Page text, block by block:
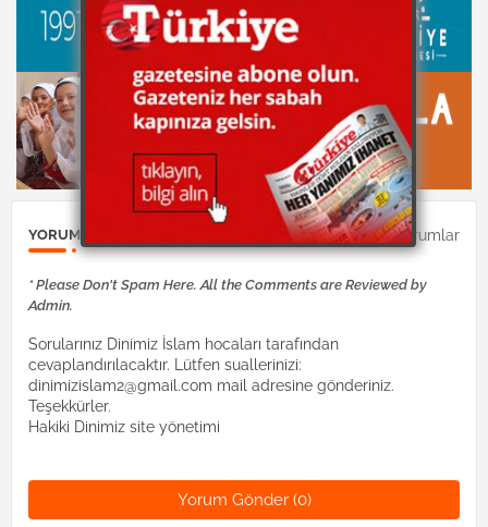
YORUM GÖNDER 0Yorumlar
* Please Don't Spam Here. All the Comments are Reviewed by
Admin.
Sorularınız Dinimiz İslam hocaları tarafından
cevaplandırılacaktır. Lütfen suallerinizi:
dinimizislam2@gmail.com mail adresine gönderiniz.
Teşekkürler.
Hakiki Dinimiz site yönetimi
Yorum Gönder (0)